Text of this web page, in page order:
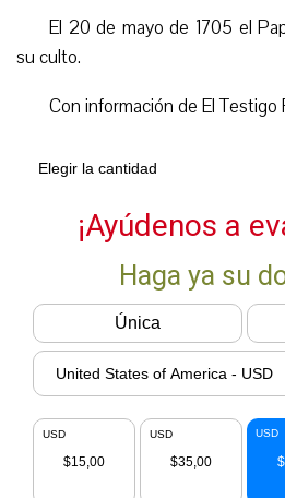
El 20 de mayo de 1705 el
su culto.
Con información de El Testigo